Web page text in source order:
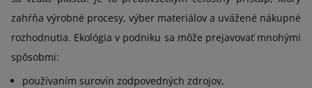
zahŕňa výrobné procesy, výber materiálov a uvážené nákupné
rozhodnutia. Ekológia v podniku sa môže prejavovať mnohými
spôsobmi:
používaním surovín zodpovedných zdrojov,